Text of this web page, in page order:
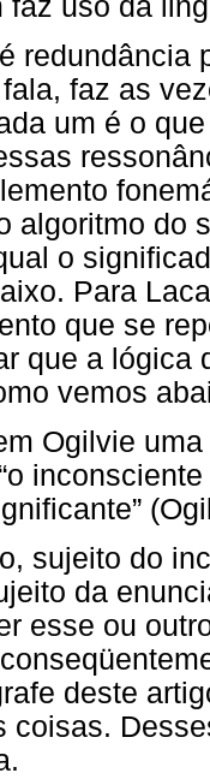
redundância
faz as
um é o
algoritmo do
o
Para
que se
que a lógica
vemos
Ogilvie
sujeito do
da
esse ou
deste
coisas.